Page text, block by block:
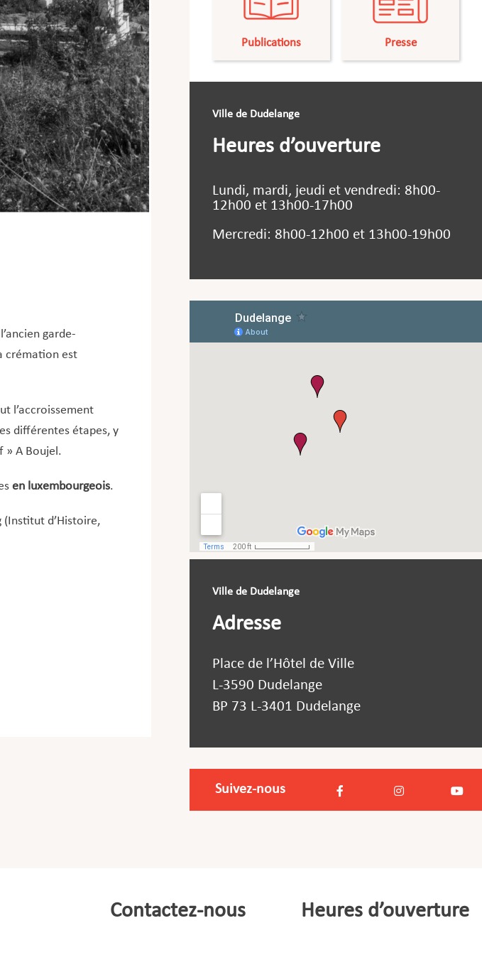
garde-
crémation est
l’accroissement
différentes étapes, y
» A Boujel.
en luxembourgeois.
d’Histoire,
Publications Presse
Ville de Dudelange
Heures d’ouverture
Lundi, mardi, jeudi et vendredi: 8h00-
12h00 et 13h00-17h00
Mercredi: 8h00-12h00 et 13h00-19h00
Ville de Dudelange
Adresse
Place de l’Hôtel de Ville
L-3590 Dudelange
BP 73 L-3401 Dudelange
Suivez-nous
Contactez-nous Heures d’ouverture